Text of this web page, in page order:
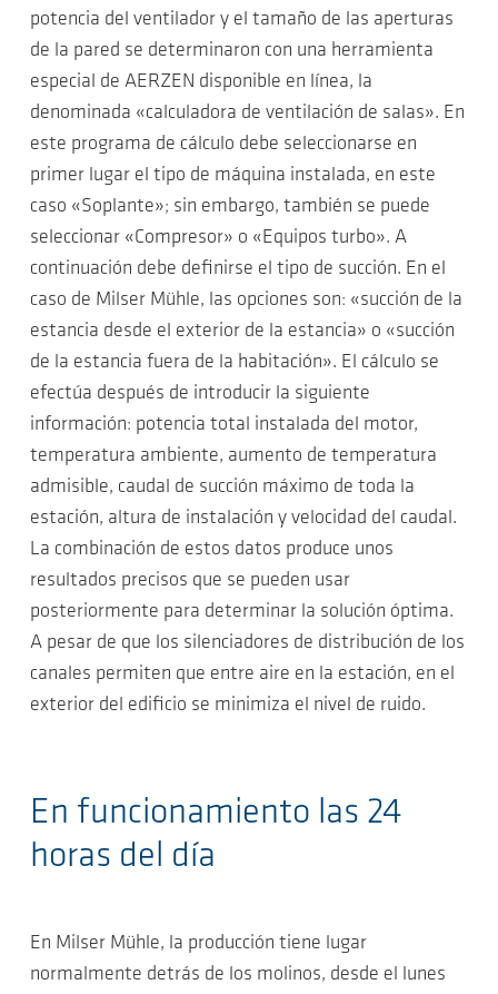
potencia del ventilador y el tamaño de las aperturas
de la pared se determinaron con una herramienta
especial de AERZEN disponible en línea, la
denominada «calculadora de ventilación de salas». En
este programa de cálculo debe seleccionarse en
primer lugar el tipo de máquina instalada, en este
caso «Soplante»; sin embargo, también se puede
seleccionar «Compresor» o «Equipos turbo». A
continuación debe definirse el tipo de succión. En el
caso de Milser Mühle, las opciones son: «succión de la
estancia desde el exterior de la estancia» o «succión
de la estancia fuera de la habitación». El cálculo se
efectúa después de introducir la siguiente
información: potencia total instalada del motor,
temperatura ambiente, aumento de temperatura
admisible, caudal de succión máximo de toda la
estación, altura de instalación y velocidad del caudal.
La combinación de estos datos produce unos
resultados precisos que se pueden usar
posteriormente para determinar la solución óptima.
A pesar de que los silenciadores de distribución de los
canales permiten que entre aire en la estación, en el
exterior del edificio se minimiza el nivel de ruido.
En funcionamiento las 24
horas del día
En Milser Mühle, la producción tiene lugar
normalmente detrás de los molinos, desde el lunes